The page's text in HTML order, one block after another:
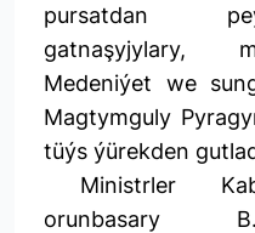
pursatdan
gatnaşyjylary,
Medeniýet we
Magtymguly
tüýs ýürekden
Ministrler
orunbasary